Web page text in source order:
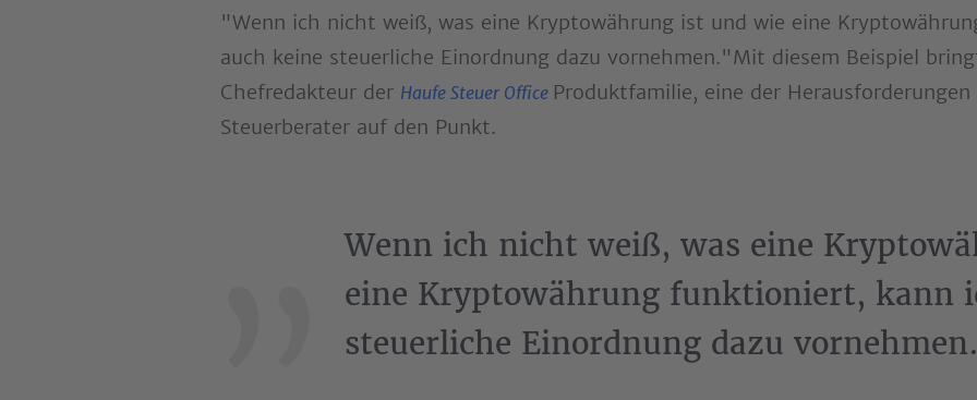
"Wenn ich nicht weiß, was eine Kryptowährung ist und wie eine
auch keine steuerliche Einordnung dazu vornehmen."Mit diesem Beispiel
Chefredakteur der Haufe Steuer Office Produktfamilie, eine der
Steuerberater auf den Punkt.
Wenn ich nicht weiß, was eine
eine Kryptowährung funktioniert, kann
steuerliche Einordnung dazu